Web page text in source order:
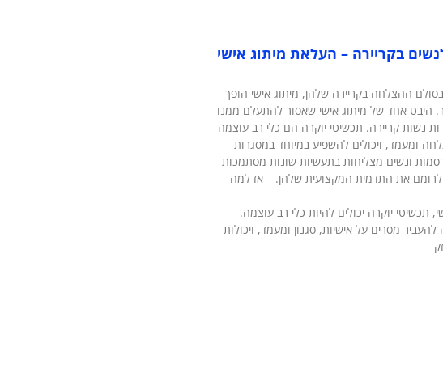
בקריירה – העלאת מיתוג אישי
ההצלחה בקריירה שלהן, מיתוג אישי הופך
היבט אחד של מיתוג אישי שאסור להתעלם ממנו
נשות קריירה. תכשיטי יוקרה הם כלי רב עוצמה
ומעמד, ויכולים להשפיע במיוחד במסגרות
ונשים מצליחות בתעשיות שונות מסתמכות
לרומם את התדמית המקצועית שלהן. – אז למה
תכשיטי יוקרה יכולים להיות כלי רב עוצמה.
מסרים על אישיות, סגנון ומעמד, ויכולות